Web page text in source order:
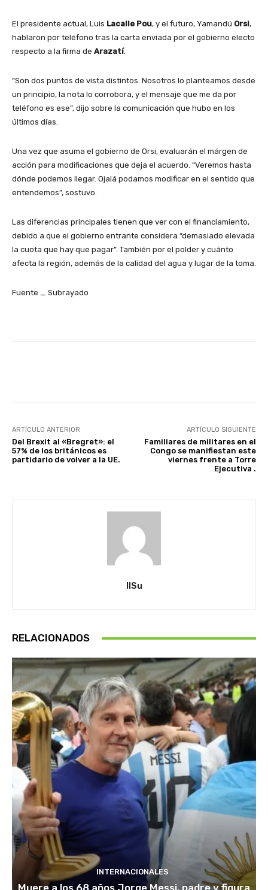
El presidente actual, Luis Lacalle Pou, y el futuro, Yamandú Orsi,
hablaron por teléfono tras la carta enviada por el gobierno electo
respecto a la firma de Arazatí.
“Son dos puntos de vista distintos. Nosotros lo planteamos desde
un principio, la nota lo corrobora, y el mensaje que me da por
teléfono es ese”, dijo sobre la comunicación que hubo en los
últimos días.
Una vez que asuma el gobierno de Orsi, evaluarán el márgen de
acción para modificaciones que deja el acuerdo. “Veremos hasta
dónde podemos llegar. Ojalá podamos modificar en el sentido que
entendemos”, sostuvo.
Las diferencias principales tienen que ver con el financiamiento,
debido a que el gobierno entrante considera “demasiado elevada
la cuota que hay que pagar”. También por el polder y cuánto
afecta la región, además de la calidad del agua y lugar de la toma.
Fuente _ Subrayado
ARTÍCULO ANTERIOR
Del Brexit al «Bregret»: el
57% de los británicos es
partidario de volver a la UE.
ARTÍCULO SIGUIENTE
Familiares de militares en el
Congo se manifiestan este
viernes frente a Torre
Ejecutiva .
IlSu
RELACIONADOS
INTERNACIONALES